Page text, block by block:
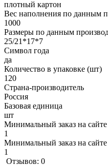
плотный картон
Вес наполнения по данным
1000
Размеры по данным
25/21*17*7
Символ года
да
Количество в упаковке (шт)
120
Страна-производитель
Россия
Базовая единица
шт
Минимальный заказ на сайте
1
Минимальный заказ на сайте
1
Отзывов: 0